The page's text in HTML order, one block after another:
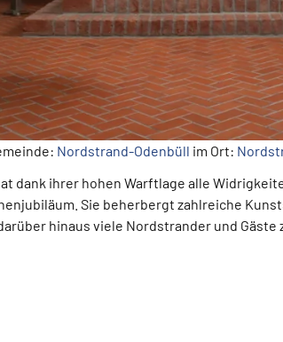
Nordstrand-Odenbüll im Ort:
dank ihrer hohen Warftlage alle
Sie beherbergt zahlreiche
hinaus viele Nordstrander und Gäste